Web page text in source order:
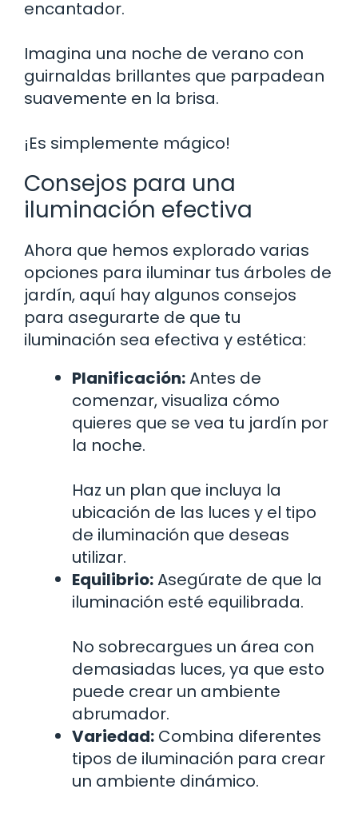
encantador.
Imagina una noche de verano con
guirnaldas brillantes que parpadean
suavemente en la brisa.
¡Es simplemente mágico!
Consejos para una
iluminación efectiva
Ahora que hemos explorado varias
opciones para iluminar tus árboles de
jardín, aquí hay algunos consejos
para asegurarte de que tu
iluminación sea efectiva y estética:
Planificación:Antes de
comenzar, visualiza cómo
quieres que se vea tu jardín por
la noche.
Haz un plan que incluya la
ubicación de las luces y el tipo
de iluminación que deseas
utilizar.
Equilibrio:Asegúrate de que la
iluminación esté equilibrada.
No sobrecargues un área con
demasiadas luces, ya que esto
puede crear un ambiente
abrumador.
Variedad: Combina diferentes
tipos de iluminación para crear
un ambiente dinámico.